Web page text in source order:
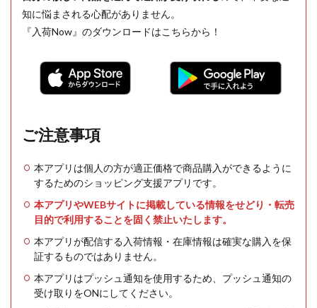
知に悩まされる心配がありません。
『入荷Now』のダウンロードはこちらから！
ご注意事項
本アプリは個人の方が適正価格で商品購入ができるように
するためのショッピング支援アプリです。
本アプリやWEBサイトに掲載している情報をせどり・転売
目的で利用することを固く禁止いたします。
本アプリが配信する入荷情報・在庫情報は確実な購入を保
証するものではありません。
本アプリはプッシュ通知を使用するため、プッシュ通知の
受け取りをONにしてください。